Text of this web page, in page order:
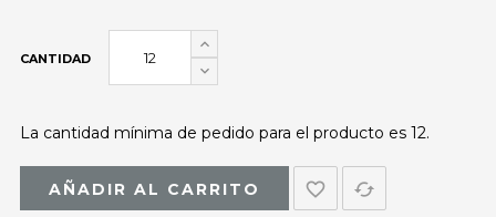
CANTIDAD
La cantidad mínima de pedido para el producto es 12.
AÑADIR AL CARRITO favorite_border cached